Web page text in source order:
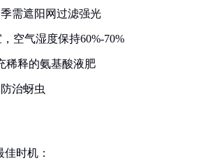
需遮阳网过滤强光
空气湿度保持60%-70%
稀释的氨基酸液肥
治蚜虫
时机：